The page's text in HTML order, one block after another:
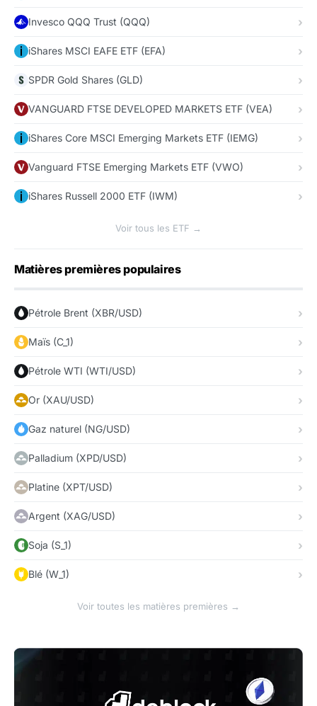
Invesco QQQ Trust (QQQ)
iShares MSCI EAFE ETF (EFA)
SPDR Gold Shares (GLD)
VANGUARD FTSE DEVELOPED MARKETS ETF (VEA)
iShares Core MSCI Emerging Markets ETF (IEMG)
Vanguard FTSE Emerging Markets ETF (VWO)
iShares Russell 2000 ETF (IWM)
Voir tous les ETF →
Matières premières populaires
Pétrole Brent (XBR/USD)
Maïs (C_1)
Pétrole WTI (WTI/USD)
Or (XAU/USD)
Gaz naturel (NG/USD)
Palladium (XPD/USD)
Platine (XPT/USD)
Argent (XAG/USD)
Soja (S_1)
Blé (W_1)
Voir toutes les matières premières →